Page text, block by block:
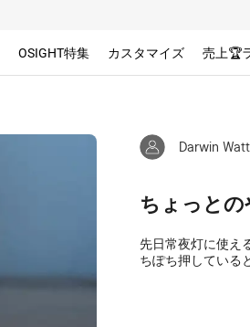
OSIGHT特集 カスタマイズ 売上🏆
Darwin
ちょっと
先日常夜灯に使え
ちぽち押している